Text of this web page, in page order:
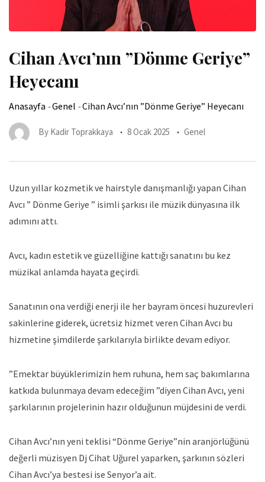
Cihan Avcı’nın ”Dönme Geriye”
Heyecanı
Anasayfa -Genel -Cihan Avcı’nın ”Dönme Geriye” Heyecanı
By Kadir Toprakkaya 8 Ocak 2025 Genel
Uzun yıllar kozmetik ve hairstyle danışmanlığı yapan Cihan
Avcı ” Dönme Geriye ” isimli şarkısı ile müzik dünyasına ilk
adımını attı.
Avcı, kadın estetik ve güzelliğine kattığı sanatını bu kez
müzikal anlamda hayata geçirdi.
Sanatının ona verdiği enerji ile her bayram öncesi huzurevleri
sakinlerine giderek, ücretsiz hizmet veren Cihan Avcı bu
hizmetine şimdilerde şarkılarıyla birlikte devam ediyor.
”Emektar büyüklerimizin hem ruhuna, hem saç bakımlarına
katkıda bulunmaya devam edeceğim ”diyen Cihan Avcı, yeni
şarkılarının projelerinin hazır olduğunun müjdesini de verdi.
Cihan Avcı’nın yeni teklisi “Dönme Geriye”nin aranjörlüğünü
değerli müzisyen Dj Cihat Uğurel yaparken, şarkının sözleri
Cihan Avcı’ya bestesi ise Senyor’a ait.